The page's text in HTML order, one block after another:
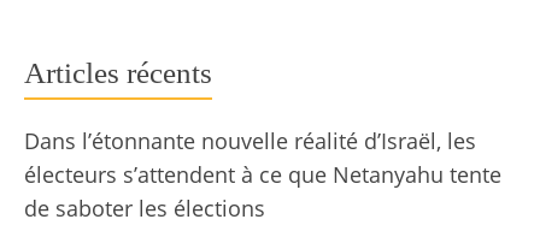
Articles récents
Dans l’étonnante nouvelle réalité d’Israël, les
électeurs s’attendent à ce que Netanyahu tente
de saboter les élections